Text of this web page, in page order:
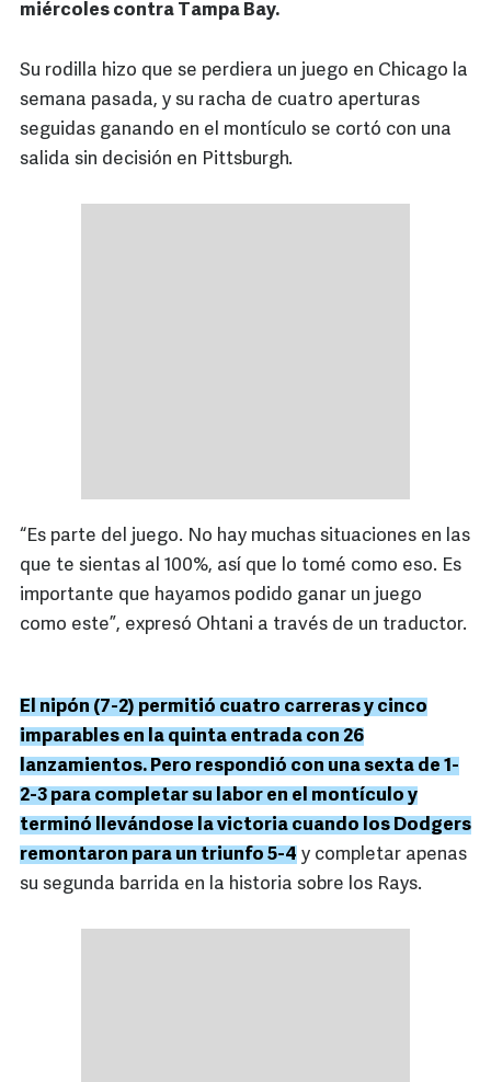
miércoles contra Tampa Bay.
Su rodilla hizo que se perdiera un juego en Chicago la
semana pasada, y su racha de cuatro aperturas
seguidas ganando en el montículo se cortó con una
salida sin decisión en Pittsburgh.
“Es parte del juego. No hay muchas situaciones en las
que te sientas al 100%, así que lo tomé como eso. Es
importante que hayamos podido ganar un juego
como este”, expresó Ohtani a través de un traductor.
El nipón (7-2) permitió cuatro carreras y cinco
imparables en la quinta entrada con 26
lanzamientos. Pero respondió con una sexta de 1-
2-3 para completar su labor en el montículo y
terminó llevándose la victoria cuando los Dodgers
remontaron para un triunfo 5-4 y completar apenas
su segunda barrida en la historia sobre los Rays.